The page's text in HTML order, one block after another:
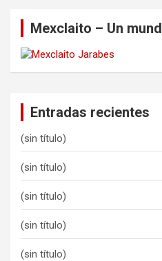
Mexclaito – Un
Entradas recientes
(sin título)
(sin título)
(sin título)
(sin título)
(sin título)